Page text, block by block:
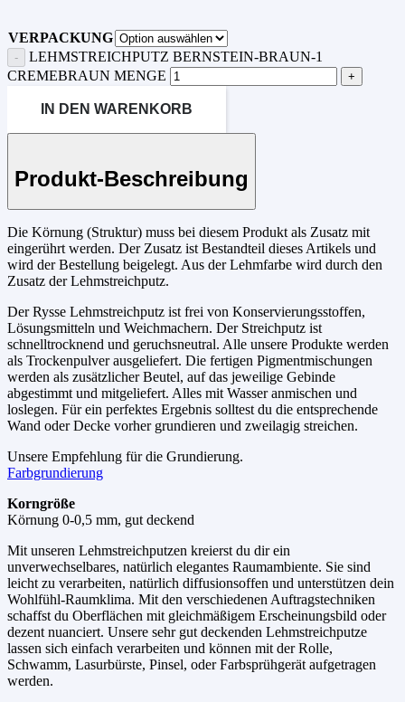
VERPACKUNG
LEHMSTREICHPUTZ BERNSTEIN-BRAUN-1
CREMEBRAUN MENGE
IN DEN WARENKORB
Produkt-Beschreibung
Die Körnung (Struktur) muss bei diesem Produkt als Zusatz mit
eingerührt werden. Der Zusatz ist Bestandteil dieses Artikels und
wird der Bestellung beigelegt. Aus der Lehmfarbe wird durch den
Zusatz der Lehmstreichputz.
Der Rysse Lehmstreichputz ist frei von Konservierungsstoffen,
Lösungsmitteln und Weichmachern. Der Streichputz ist
schnelltrocknend und geruchsneutral. Alle unsere Produkte werden
als Trockenpulver ausgeliefert. Die fertigen Pigmentmischungen
werden als zusätzlicher Beutel, auf das jeweilige Gebinde
abgestimmt und mitgeliefert. Alles mit Wasser anmischen und
loslegen. Für ein perfektes Ergebnis solltest du die entsprechende
Wand oder Decke vorher grundieren und zweilagig streichen.
Unsere Empfehlung für die Grundierung.
Farbgrundierung
Korngröße
Körnung 0-0,5 mm, gut deckend
Mit unseren Lehmstreichputzen kreierst du dir ein
unverwechselbares, natürlich elegantes Raumambiente. Sie sind
leicht zu verarbeiten, natürlich diffusionsoffen und unterstützen dein
Wohlfühl-Raumklima. Mit den verschiedenen Auftragstechniken
schaffst du Oberflächen mit gleichmäßigem Erscheinungsbild oder
dezent nuanciert. Unsere sehr gut deckenden Lehmstreichputze
lassen sich einfach verarbeiten und können mit der Rolle,
Schwamm, Lasurbürste, Pinsel, oder Farbsprühgerät aufgetragen
werden.